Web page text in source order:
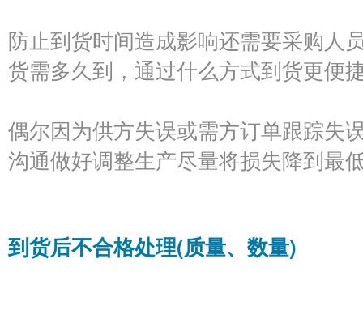
防止到货时间造成影响还需要采购人
货需多久到，通过什么方式到货更便
偶尔因为供方失误或需方订单跟踪失
沟通做好调整生产尽量将损失降到最
到货后不合格处理(质量、数量)